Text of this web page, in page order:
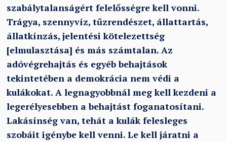
szabálytalanságért felelősségre kell vonni.
Trágya, szennyvíz, tűzrendészet, állattartás,
állatkínzás, jelentési kötelezettség
[elmulasztása] és más számtalan. Az
adóvégrehajtás és egyéb behajtások
tekintetében a demokrácia nem védi a
kulákokat. A legnagyobbnál meg kell kezdeni a
legerélyesebben a behajtást foganatosítani.
Lakásínség van, tehát a kulák felesleges
szobáit igénybe kell venni. Le kell járatni a